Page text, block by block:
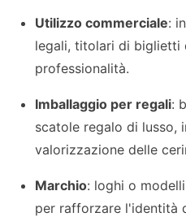
Utilizzo commerciale:
legali, titolari di biglietti
professionalità.
Imballaggio per regali:
scatole regalo di lusso,
valorizzazione delle
Marchio: loghi o
per rafforzare l'identità